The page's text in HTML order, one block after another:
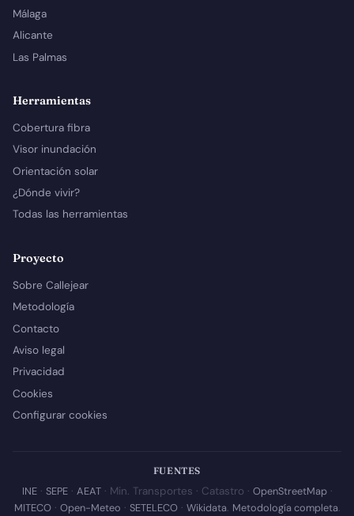
Málaga
Alicante
Las Palmas
Herramientas
Cobertura fibra
Visor inundación
Orientación solar
¿Dónde vivir?
Todas las herramientas
Proyecto
Sobre Callejear
Metodología
Contacto
Aviso legal
Privacidad
Cookies
Configurar cookies
FUENTES
INE· SEPE· AEAT· Min. Transportes · Catastro · OpenStreetMap·
MITECO· Open-Meteo · SETELECO· Wikidata. Metodología completa.